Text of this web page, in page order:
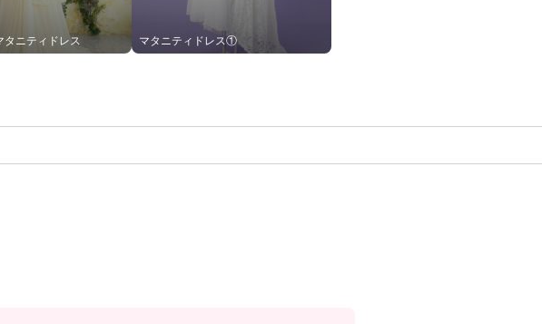
タニティドレス マタニティドレス①